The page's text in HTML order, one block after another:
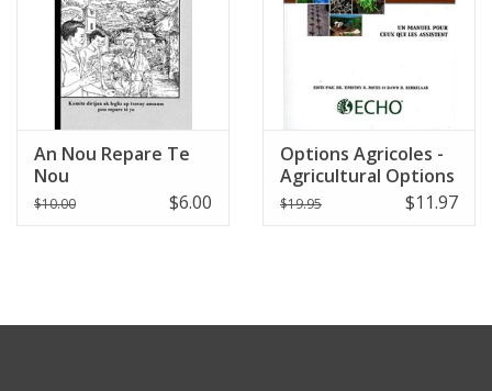
An Nou Repare Te
Nou
$10.00 $6.00
Options Agricoles -
Agricultural Options
- French
$19.95 $11.97